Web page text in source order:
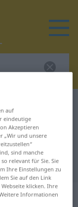
für
auf
eindeutige
Akzeptieren
„Wir und unsere
sind manche
relevant für Sie. Sie
Ihre Einstellungen zu
Sie auf den Link
klicken. Ihre
Informationen